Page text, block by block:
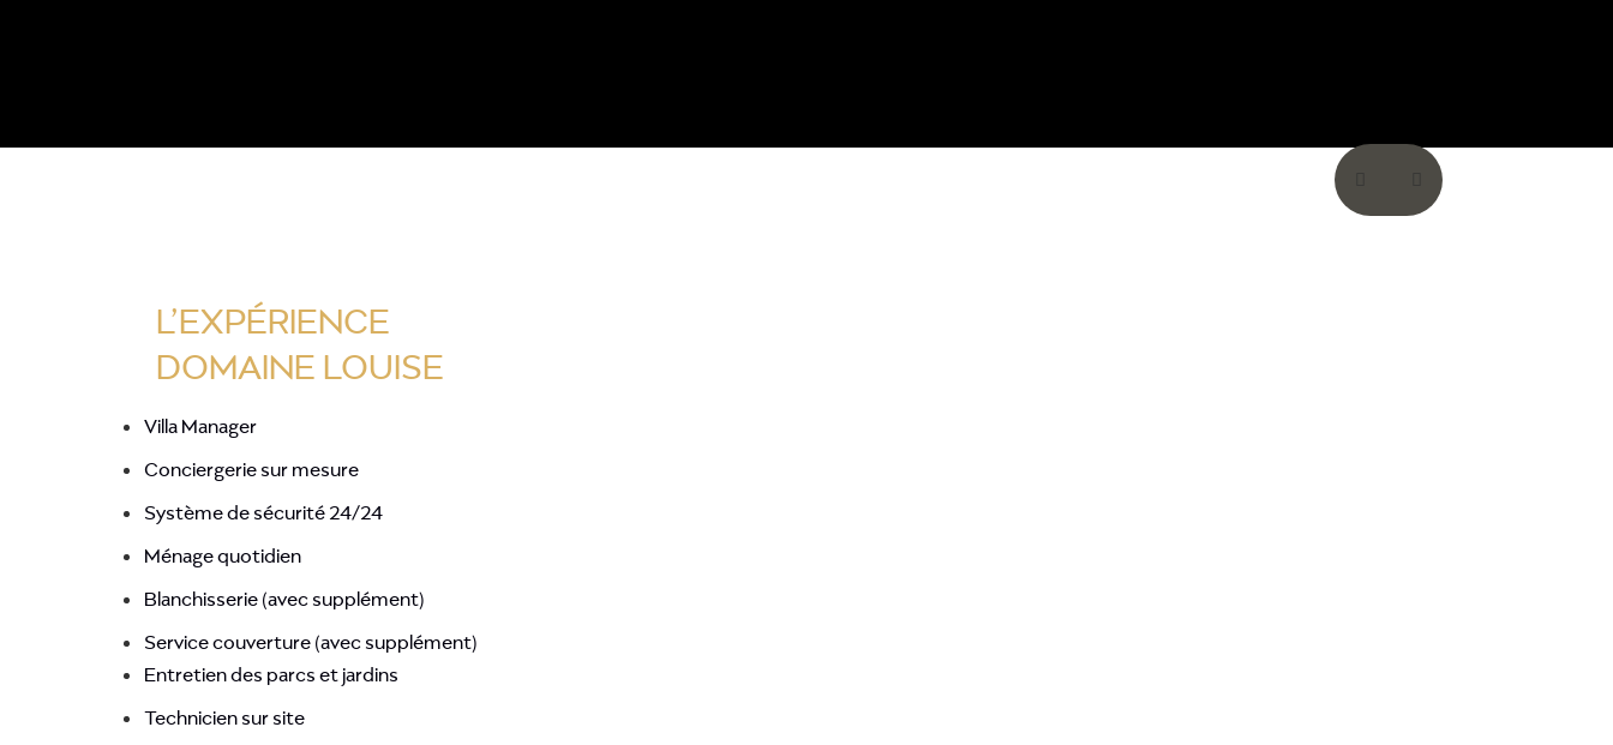
L’EXPÉRIENCE
DOMAINE LOUISE
Villa Manager
Conciergerie sur mesure
Système de sécurité 24/24
Ménage quotidien
Blanchisserie (avec supplément)
Service couverture (avec supplément)
Entretien des parcs et jardins
Technicien sur site